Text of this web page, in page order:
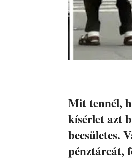
Mit tennél,
kísérlet azt
becsületes.
pénztárcát,